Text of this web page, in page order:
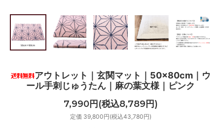
アウトレット｜玄関マット｜50×80cm｜ウ
ール手刺じゅうたん｜麻の葉文様｜ピンク
7,990円(税込8,789円)
定価 39,800円(税込43,780円)